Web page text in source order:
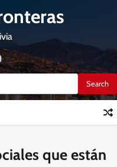
que están